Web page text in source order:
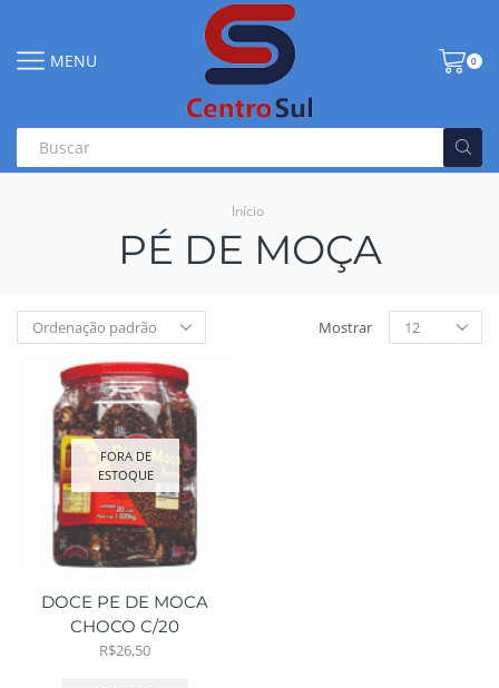
MENU 0
Início
PÉ DE MOÇA
Mostrar
FORA DE
ESTOQUE
DOCE PE DE MOCA
CHOCO C/20
R$26,50